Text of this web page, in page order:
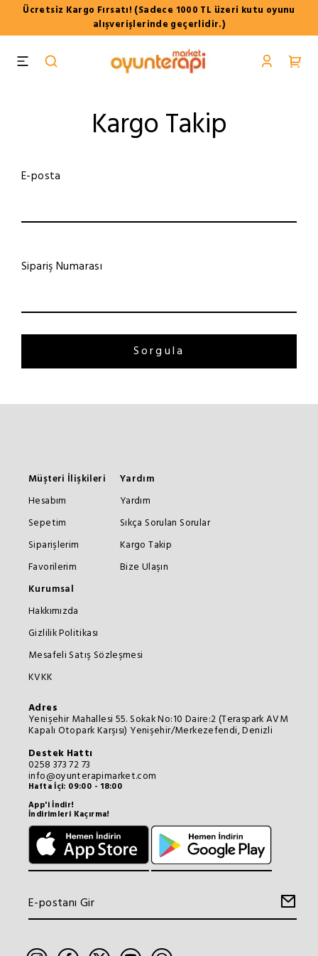
Ücretsiz Kargo Fırsatı! (Sadece 1000 TL üzeri kutu oyunu
alışverişlerinde geçerlidir.)
Kargo Takip
E-posta
Sipariş Numarası
Sorgula
Müşteri İlişkileri
Hesabım
Sepetim
Siparişlerim
Favorilerim
Yardım
Yardım
Sıkça Sorulan Sorular
Kargo Takip
Bize Ulaşın
Kurumsal
Hakkımızda
Gizlilik Politikası
Mesafeli Satış Sözleşmesi
KVKK
Adres
Yenişehir Mahallesi 55. Sokak No:10 Daire:2 (Teraspark AVM
Kapalı Otopark Karşısı) Yenişehir/Merkezefendi, Denizli
Destek Hattı
0258 373 72 73
info@oyunterapimarket.com
Hafta İçi: 09:00 - 18:00
App'i İndir!
İndirimleri Kaçırma!